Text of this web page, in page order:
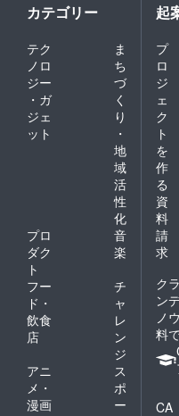
カテゴリー
テク
ノロ
ジー
・ガ
ジェ
ット
ま
ち
づ
く
り
・
地
域
活
性
化
プロ
ダク
ト
音
楽
フー
ド・
飲食
店
チ
ャ
レ
ン
ジ
アニ
メ・
漫画
ス
ポ
ー
起
プ
ロ
ジ
ェ
ク
ト
を
作
る
資
料
請
求
ク
ン
ノ
料
CA